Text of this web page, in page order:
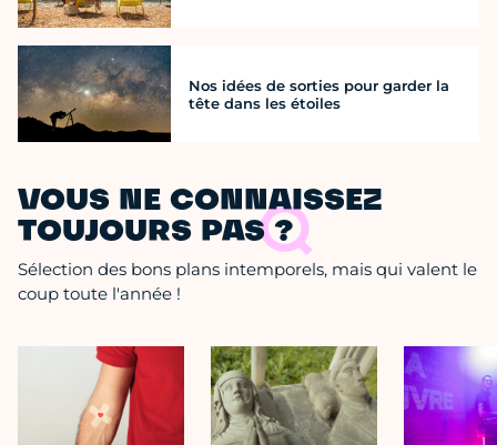
Nos idées de sorties pour garder la
tête dans les étoiles
VOUS NE CONNAISSEZ
TOUJOURS PAS ?
Sélection des bons plans intemporels, mais qui valent le
coup toute l'année !